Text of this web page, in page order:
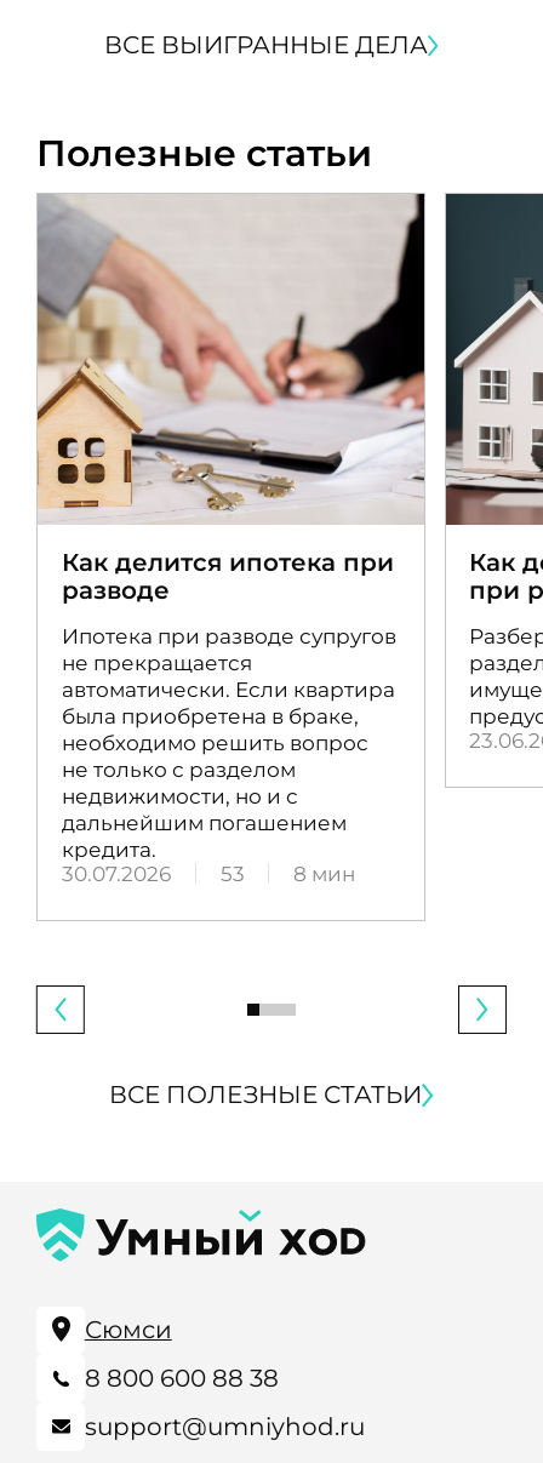
ВСЕ ВЫИГРАННЫЕ ДЕЛА
Полезные статьи
Как делится ипотека при
разводе
Ипотека при разводе супругов
не прекращается
автоматически. Если квартира
была приобретена в браке,
необходимо решить вопрос
не только с разделом
недвижимости, но и с
дальнейшим погашением
кредита.
30.07.2026
53 8 мин
Как
при
ВСЕ ПОЛЕЗНЫЕ СТАТЬИ
Сюмси
8 800 600 88 38
support@umniyhod.ru